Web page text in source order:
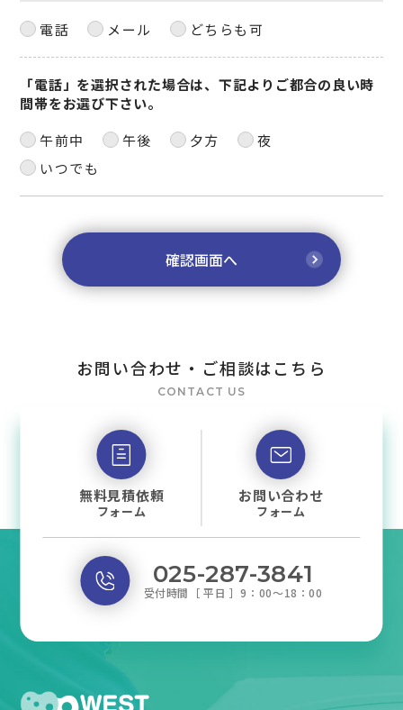
電話 メール どちらも可
「電話」を選択された場合は、下記よりご都合の良い時
間帯をお選び下さい。
午前中
午後 夕方
夜
いつでも
お問い合わせ・ご相談はこちら
CONTACT US
無料見積依頼
フォーム
お問い合わせ
フォーム
025-287-3841
受付時間［ 平日 ］9：00～18：00